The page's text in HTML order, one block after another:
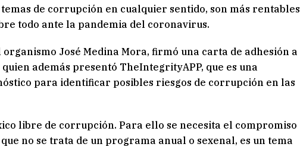
de corrupción en cualquier sentido, son más rentables
todo ante la pandemia del coronavirus.
José Medina Mora, firmó una carta de adhesión a
además presentó TheIntegrityAPP, que es una
para identificar posibles riesgos de corrupción en las
libre de corrupción. Para ello se necesita el compromiso
no se trata de un programa anual o sexenal, es un tema